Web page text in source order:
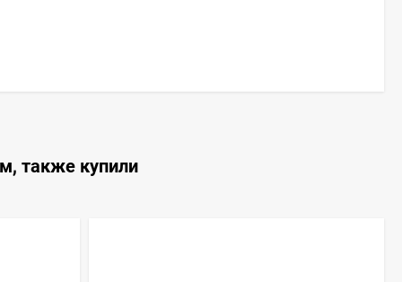
также купили